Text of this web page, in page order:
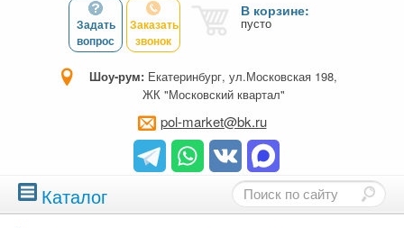
Задать
вопрос
Заказать
звонок
В корзине:
пусто
Шоу-рум: Екатеринбург, ул.Московская 198,
ЖК "Московский квартал"
pol-market@bk.ru
Каталог